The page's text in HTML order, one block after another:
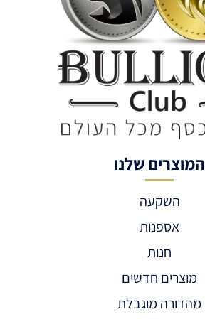
המוצרים שלנו
השקעה
אספנות
חנות
מוצרים חדשים
מהדורה מוגבלת